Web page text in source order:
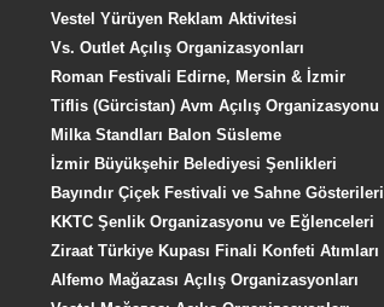
Vestel Yürüyen Reklam Aktivitesi
Vs. Outlet Açılış Organizasyonları
Roman Festivali Edirne, Mersin & İzmir
Tiflis (Gürcistan) Avm Açılış Organizasyonu
Milka Standları Balon Süsleme
İzmir Büyükşehir Belediyesi Şenlikleri
Bayındır Çiçek Festivali ve Sahne Gösterileri
KKTC Şenlik Organizasyonu ve Eğlenceleri
Ziraat Türkiye Kupası Finali Konfeti Atımları
Alfemo Mağazası Açılış Organizasyonları